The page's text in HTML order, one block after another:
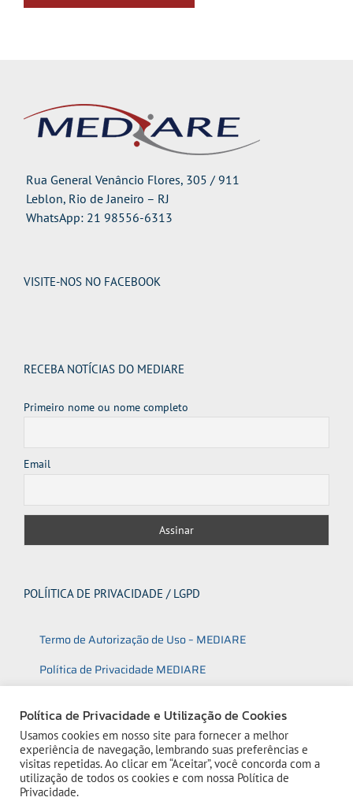
Rua General Venâncio Flores, 305 / 911
Leblon, Rio de Janeiro – RJ
WhatsApp: 21 98556-6313
VISITE-NOS NO FACEBOOK
RECEBA NOTÍCIAS DO MEDIARE
Primeiro nome ou nome completo
Email
POLÍITICA DE PRIVACIDADE / LGPD
Termo de Autorização de Uso – MEDIARE
Política de Privacidade MEDIARE
Política de Privacidade e Utilização de Cookies
Usamos cookies em nosso site para fornecer a melhor
experiência de navegação, lembrando suas preferências e
visitas repetidas. Ao clicar em “Aceitar”, você concorda com a
utilização de todos os cookies e com nossa Política de
Privacidade.